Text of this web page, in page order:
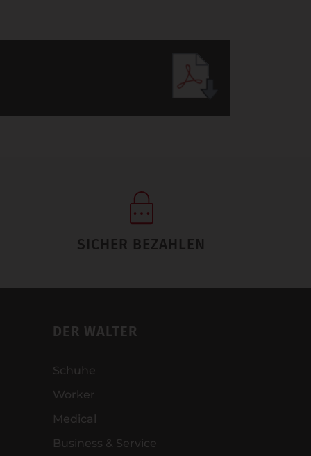
SICHER BEZAHLEN
DER WALTER
Schuhe
Worker
Medical
Business & Service